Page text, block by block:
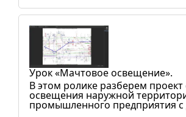
Урок «Мачтовое освещение».
В этом ролике разберем проект
освещения наружной
промышленного предприятия с